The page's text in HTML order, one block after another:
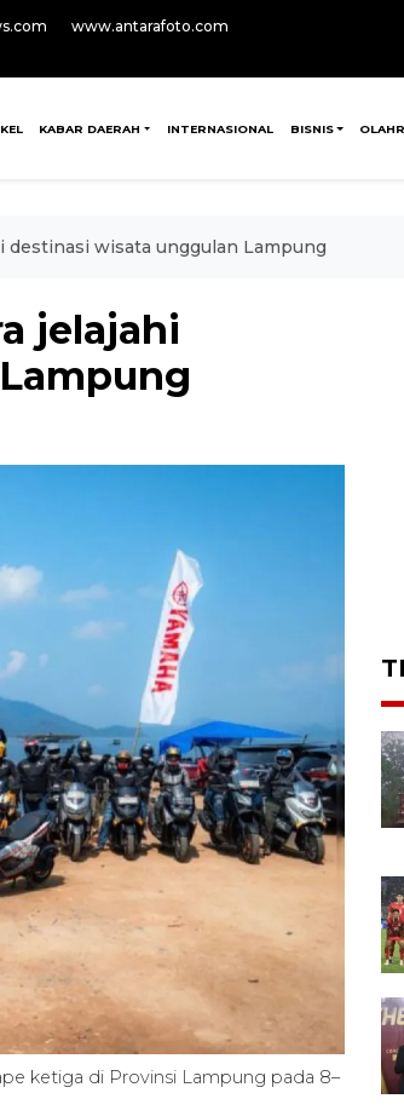
www.antarafoto.com
KABAR DAERAH INTERNASIONAL BISNIS
destinasi wisata unggulan Lampung
jelajahi
ketiga di Provinsi Lampung pada 8–